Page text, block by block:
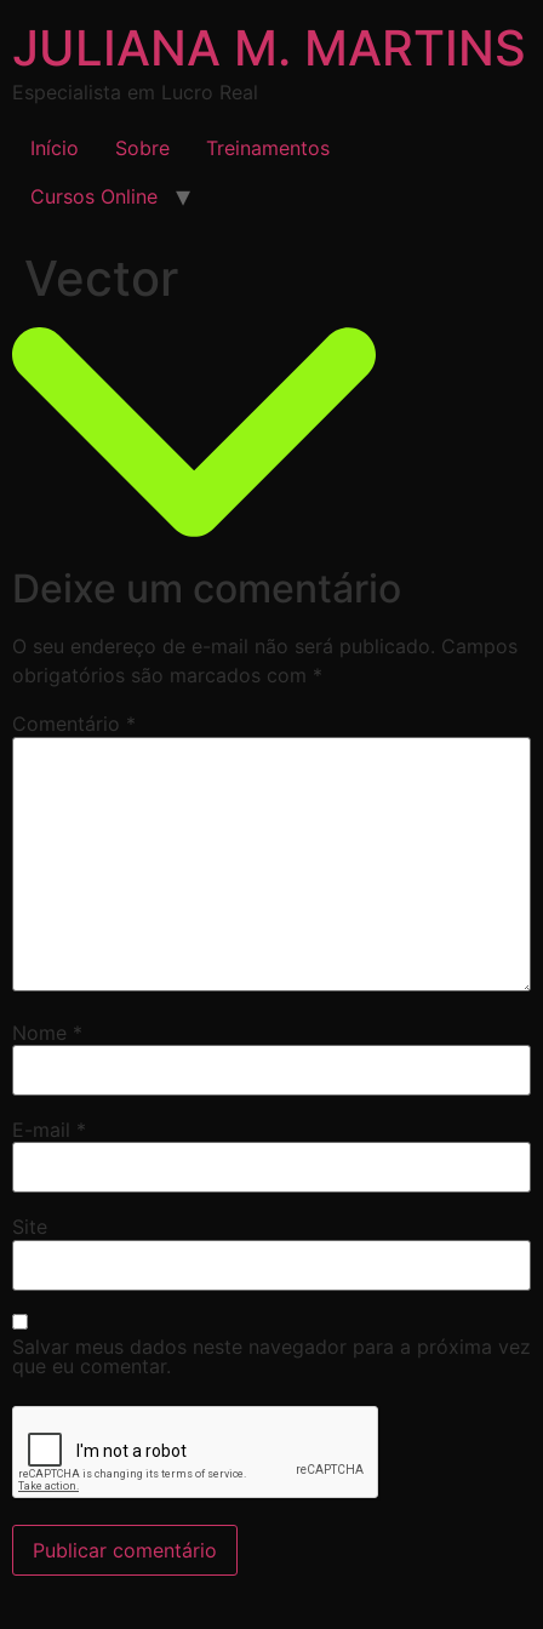
JULIANA M. MARTINS
Especialista em Lucro Real
Início Sobre
Treinamentos
Cursos Online
Vector
Deixe um comentário
O seu endereço de e-mail não será publicado. Campos
obrigatórios são marcados com *
Comentário *
Nome *
E-mail *
Site
Salvar meus dados neste navegador para a próxima vez
que eu comentar.